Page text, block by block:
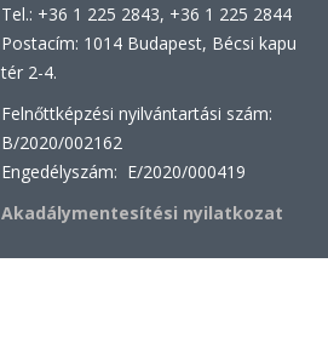
sends
e-
Tel.: +36 1 225 2843, +36 1 225 2844
Postacím: 1014 Budapest, Bécsi kapu
tér 2-4.
Felnőttképzési nyilvántartási szám:
B/2020/002162
Engedélyszám: E/2020/000419
Akadálymentesítési nyilatkozat